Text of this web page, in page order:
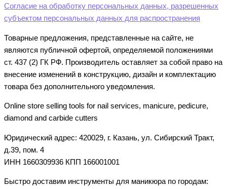
Согласие на обработку персональных данных, разрешенных
субъектом персональных данных для распространения
Товарные предложения, представленные на сайте, не
являются публичной офертой, определяемой положениями
ст. 437 (2) ГК РФ. Производитель оставляет за собой право на
внесение изменений в конструкцию, дизайн и комплектацию
товара без дополнительного уведомления.
Online store selling tools for nail services, manicure, pedicure,
diamond and carbide cutters
Юридический адрес: 420029, г. Казань, ул. Сибирский Тракт,
д.39, пом. 4
ИНН 1660309936 КПП 166001001
Быстро доставим инструменты для маникюра по городам: